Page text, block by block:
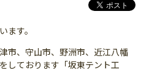
ます。
市、守山市、野洲市、近江八幡
しております「坂東テント工